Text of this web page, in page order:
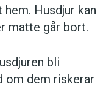
Husdjur kan
matte går bort.
bli
om dem riskerar